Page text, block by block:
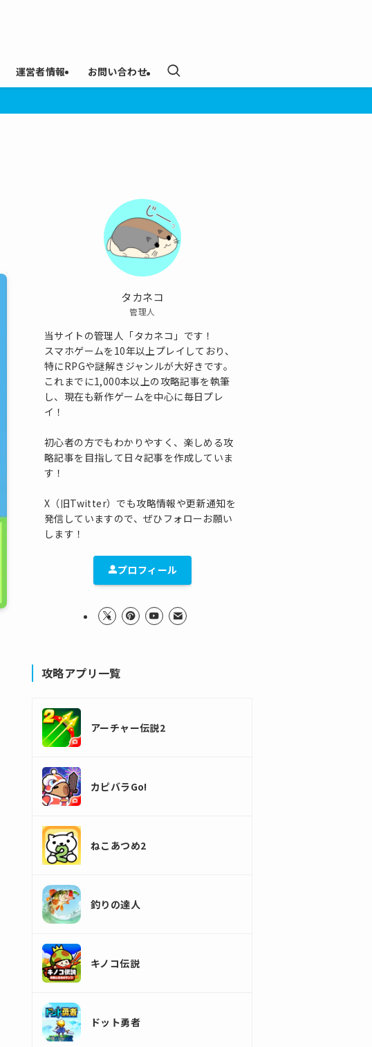
運営者情報 お問い合わせ
タカネコ
管理人
当サイトの管理人「タカネコ」です！
スマホゲームを10年以上プレイしており、
特にRPGや謎解きジャンルが大好きです。
これまでに1,000本以上の攻略記事を執筆
し、現在も新作ゲームを中心に毎日プレ
イ！
初心者の方でもわかりやすく、楽しめる攻
略記事を目指して日々記事を作成していま
す！
X（旧Twitter）でも攻略情報や更新通知を
発信していますので、ぜひフォローお願い
します！
プロフィール
攻略アプリ一覧
アーチャー伝説2
カピバラGo!
ねこあつめ2
釣りの達人
キノコ伝説
ドット勇者